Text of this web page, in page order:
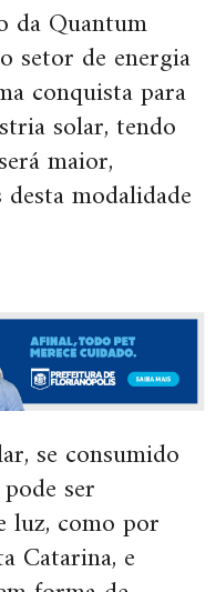
da Quantum
setor de energia
conquista para
solar, tendo
maior,
modalidade
se consumido
ser
luz, como por
Catarina, e